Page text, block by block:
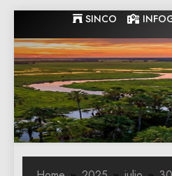
to
content
SINCO